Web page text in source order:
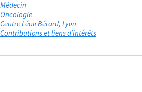
Médecin
Oncologie
Centre Léon Bérard Lyon
Contributions et liens d’intérêts